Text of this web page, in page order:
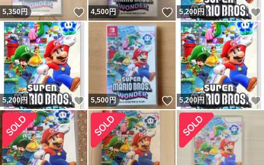
5,350円 いいね！
4,500円 いいね！
5,200 円
5,200 円 いいね！
5,500円 いいね！
5,200 円